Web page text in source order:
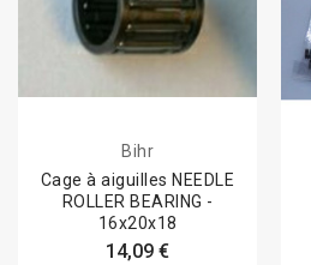
Bihr
Cage à aiguilles NEEDLE
ROLLER BEARING -
16x20x18
14,09 €